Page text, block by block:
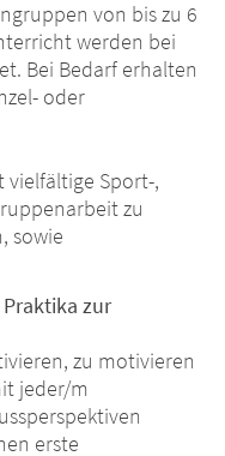
von bis zu 6
werden bei
Bei Bedarf erhalten
oder
vielfältige Sport-,
zu
sowie
zur
zu motivieren
jeder/m
erste